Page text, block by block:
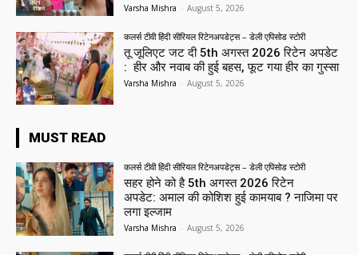
Varsha Mishra - August 5, 2026
कलर्स टीवी हिंदी सीरियल रिटेनअपडेट्स – डेली एपिसोड स्टोरी
तू जूलिएट जट दी 5th अगस्त 2026 रिटेन अपडेट
: हीर और नवाब की हुई बहस, फूट गया हीर का गुस्सा
Varsha Mishra - August 5, 2026
MUST READ
कलर्स टीवी हिंदी सीरियल रिटेनअपडेट्स – डेली एपिसोड स्टोरी
सहर होने को है 5th अगस्त 2026 रिटेन
अपडेट: अमाल की कोशिश हुई कामयाब ? नाजिमा पर
लगा इल्जाम
Varsha Mishra - August 5, 2026